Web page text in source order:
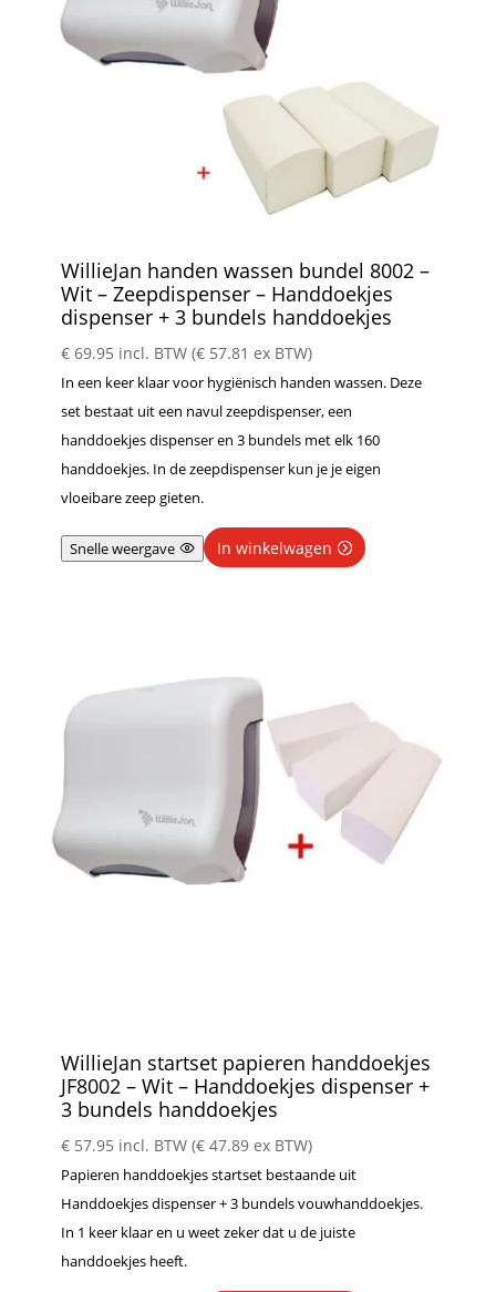
WillieJan handen wassen bundel 8002 –
Wit – Zeepdispenser – Handdoekjes
dispenser + 3 bundels handdoekjes
€69.95 incl. BTW (€57.81 ex BTW)
In een keer klaar voor hygiënisch handen wassen. Deze
set bestaat uit een navul zeepdispenser, een
handdoekjes dispenser en 3 bundels met elk 160
handdoekjes. In de zeepdispenser kun je je eigen
vloeibare zeep gieten.
Snelle weergave In winkelwagen
WillieJan startset papieren handdoekjes
JF8002 – Wit – Handdoekjes dispenser +
3 bundels handdoekjes
€57.95 incl. BTW (€47.89ex BTW)
Papieren handdoekjes startset bestaande uit
Handdoekjes dispenser + 3 bundels vouwhanddoekjes.
In 1 keer klaar en u weet zeker dat u de juiste
handdoekjes heeft.